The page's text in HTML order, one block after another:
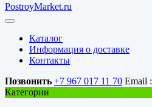
Каталог
Информация о доставке
Контакты
Позвонить +7 967 017 11 70 Email :
Категории